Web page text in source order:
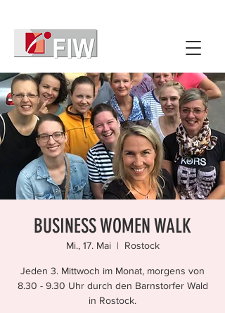
BUSINESS WOMEN WALK
Mi., 17. Mai
  |
Rostock
Jeden 3. Mittwoch im Monat, morgens von
8.30 - 9.30 Uhr durch den Barnstorfer Wald
in Rostock.